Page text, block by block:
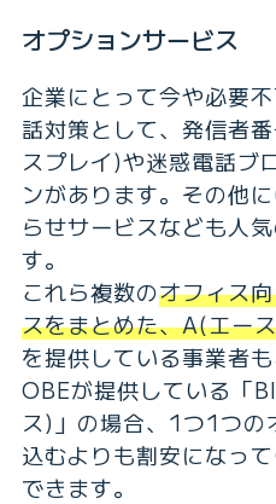
オプションサービス
企業にとって今や必要
話対策として、発信者
スプレイ)や迷惑電話ブ
ンがあります。その他
らせサービスなども人
す。
これら複数のオフィス
スをまとめた、A(エー
を提供している事業者
OBEが提供している「
ス)」の場合、1つ1つの
込むよりも割安になっ
できます。